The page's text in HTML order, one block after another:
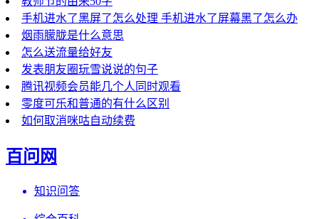
手机进水了黑屏了怎么处理 手机进水了屏幕黑了怎么办
烟雨朦胧是什么意思
怎么送流量给好友
发表朋友圈玩雪说说的句子
腾讯视频会员能几个人同时观看
零度可乐和普通的有什么区别
如何取消咪咕自动续费
百问网
知识问答